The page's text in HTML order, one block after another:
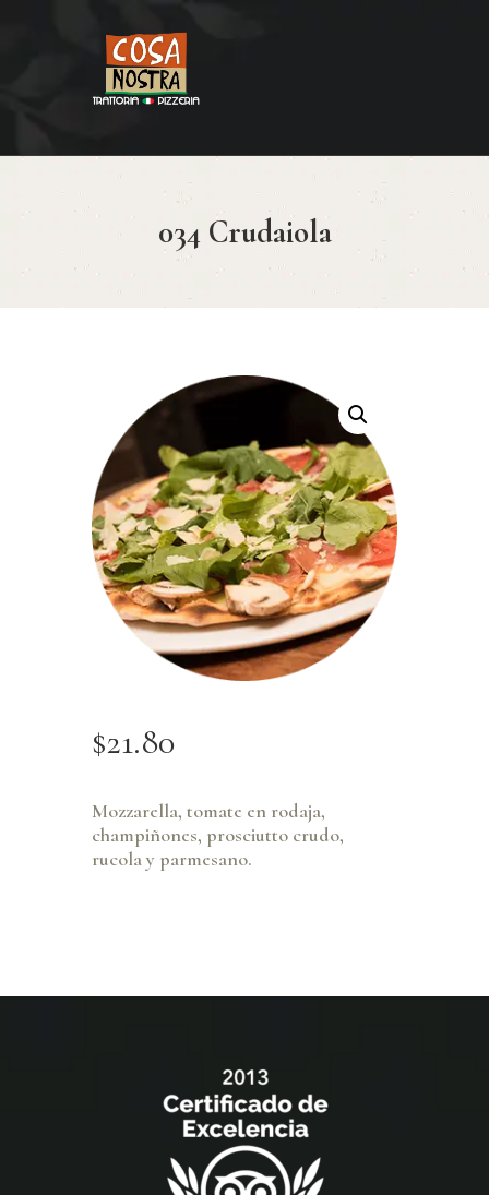
034 Crudaiola
HOME
COSA NOSTRA
MENÚ
RESERVAR
CONTACTO
$21.80
Mozzarella, tomate en rodaja,
champiñones, prosciutto crudo,
rucola y parmesano.